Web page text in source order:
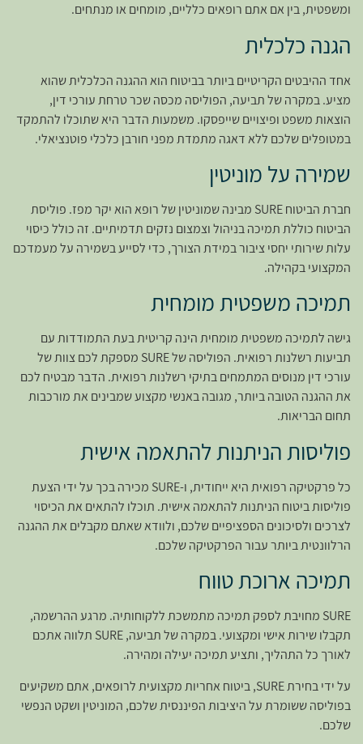
ומשפטית, בין אם אתם רופאים כלליים, מומחים או מנתחים.
הגנה כלכלית
אחד ההיבטים הקריטיים ביותר בביטוח הוא ההגנה הכלכלית שהוא
מציע. במקרה של תביעה, הפוליסה מכסה שכר טרחת עורכי דין,
הוצאות משפט ופיצויים שייפסקו. משמעות הדבר היא שתוכלו להתמקד
במטופלים שלכם ללא דאגה מתמדת מפני חורבן כלכלי פוטנציאלי.
שמירה על מוניטין
חברת הביטוח SURE מבינה שמוניטין של רופא הוא יקר מפז. פוליסת
הביטוח כוללת תמיכה בניהול וצמצום נזקים תדמיתיים. זה כולל כיסוי
עלות שירותי יחסי ציבור במידת הצורך, כדי לסייע בשמירה על מעמדכם
המקצועי בקהילה.
תמיכה משפטית מומחית
גישה לתמיכה משפטית מומחית הינה קריטית בעת התמודדות עם
תביעות רשלנות רפואית. הפוליסה של SURE מספקת לכם צוות של
עורכי דין מנוסים המתמחים בתיקי רשלנות רפואית. הדבר מבטיח לכם
את ההגנה הטובה ביותר, מגובה באנשי מקצוע שמבינים את מורכבות
תחום הבריאות.
פוליסות הניתנות להתאמה אישית
כל פרקטיקה רפואית היא ייחודית, ו-SURE מכירה בכך על ידי הצעת
פוליסות ביטוח הניתנות להתאמה אישית. תוכלו להתאים את הכיסוי
לצרכים ולסיכונים הספציפיים שלכם, ולוודא שאתם מקבלים את ההגנה
הרלוונטית ביותר עבור הפרקטיקה שלכם.
תמיכה ארוכת טווח
SURE מחויבת לספק תמיכה מתמשכת ללקוחותיה. מרגע ההרשמה,
תקבלו שירות אישי ומקצועי. במקרה של תביעה, SURE תלווה אתכם
לאורך כל התהליך, ותציע תמיכה יעילה ומהירה.
על ידי בחירת SURE, ביטוח אחריות מקצועית לרופאים, אתם משקיעים
בפוליסה ששומרת על היציבות הפיננסית שלכם, המוניטין ושקט הנפשי
שלכם.